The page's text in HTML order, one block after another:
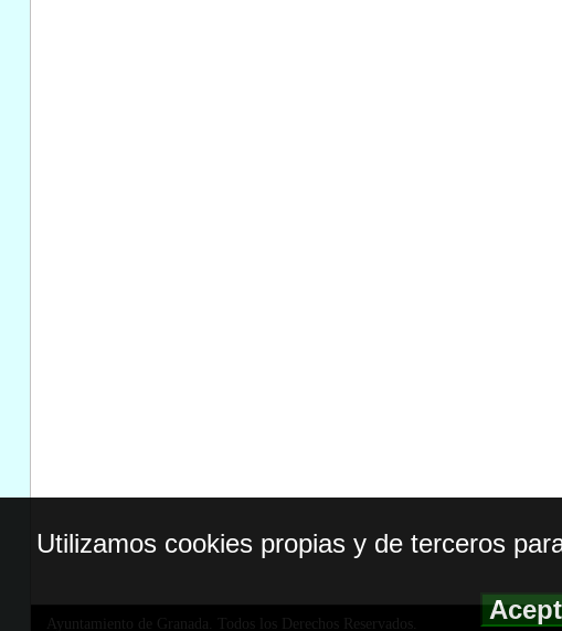
Ayuntamiento de Granada. Todos los Derechos Reservados.
Utilizamos cookies propias y de terceros